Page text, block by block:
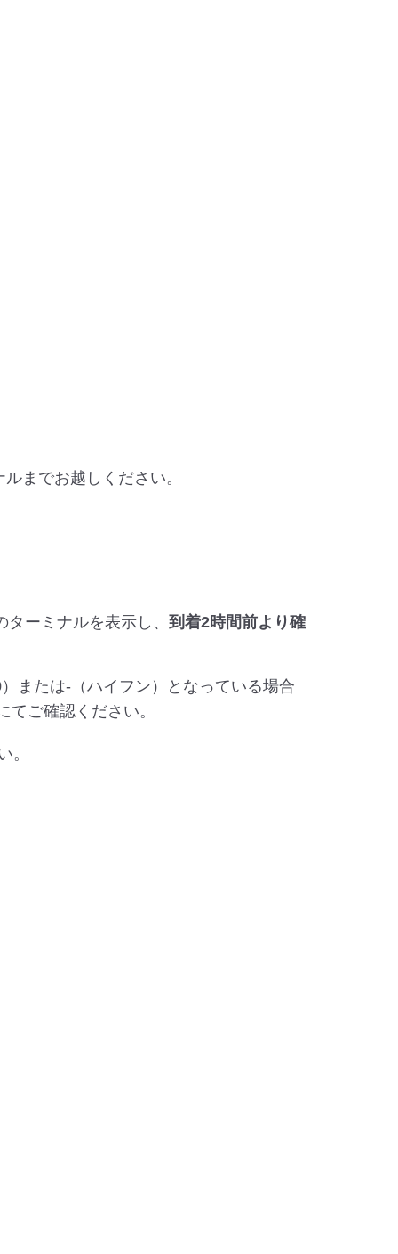
までお越しください。
ーミナルを表示し、 到着2時間前より確
または‐（ハイフン）となっている場合
ご確認ください。
。